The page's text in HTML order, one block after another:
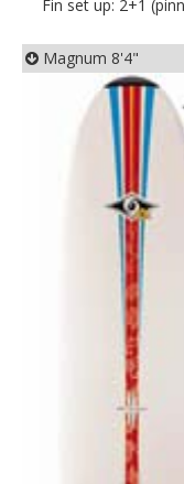
Fin set up: 2+1
Magnum 8'4"